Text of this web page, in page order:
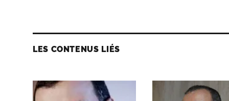
LES CONTENUS LIÉS